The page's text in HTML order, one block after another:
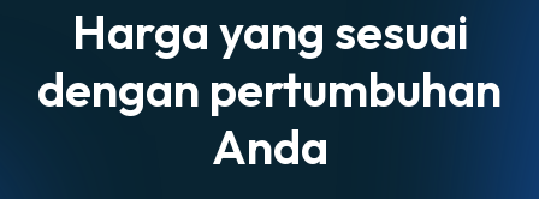
Harga yang sesuai
dengan pertumbuhan
Anda